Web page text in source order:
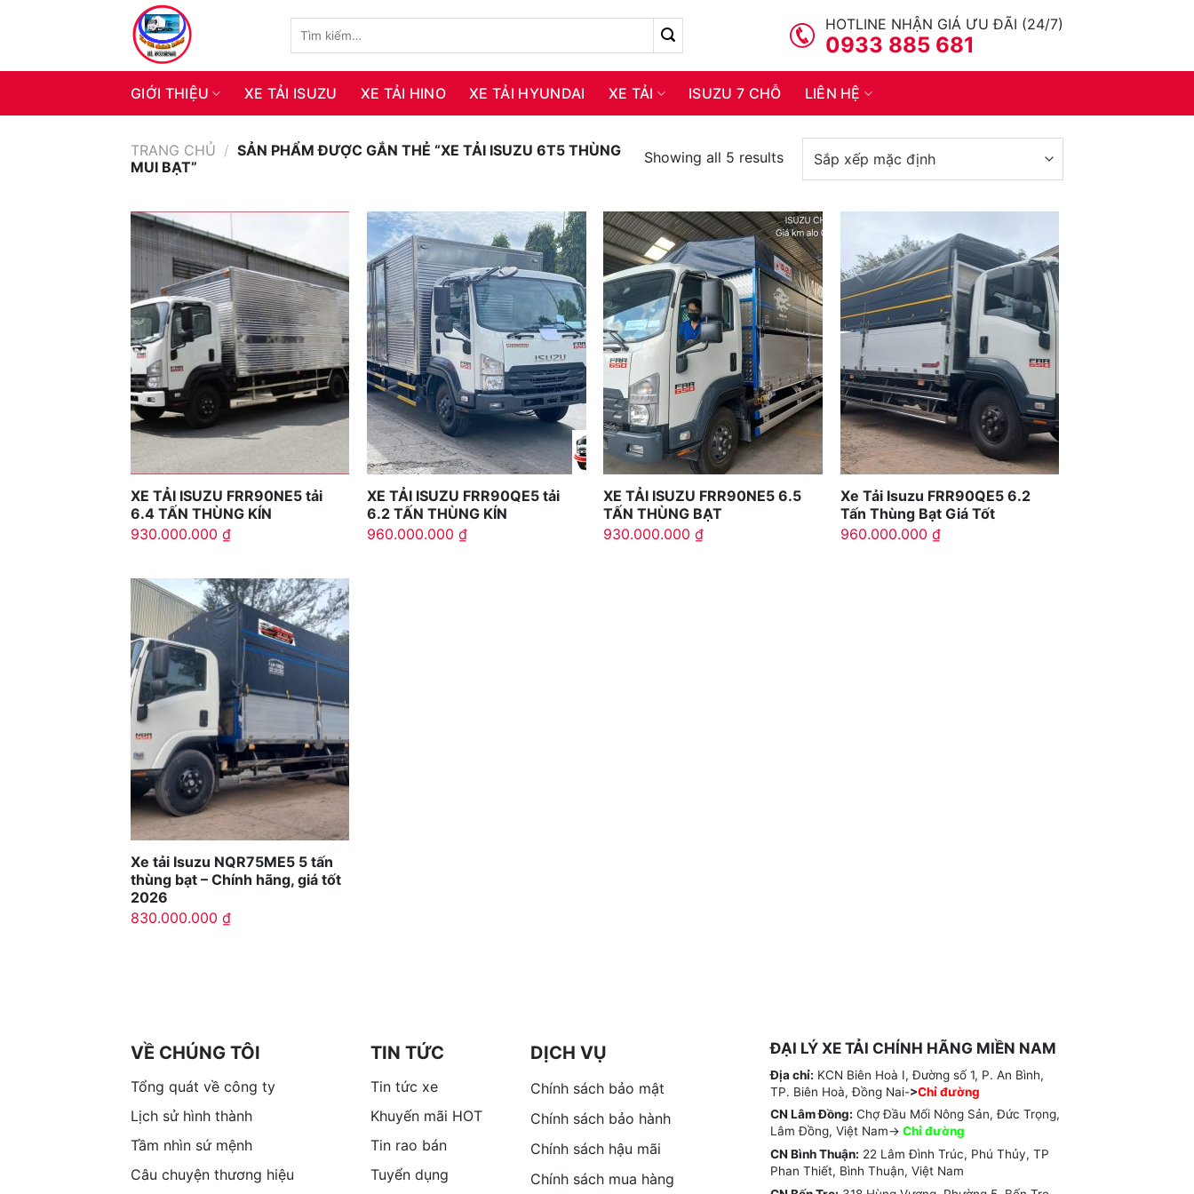
kiếm:
HOTLINE NHẬN GIÁ ƯU ĐÃI (24/7)
0933 885 681
GIỚI THIỆU XE TẢI ISUZU XE TẢI HINO XE TẢI HYUNDAI XE TẢI ISUZU 7 CHỖ LIÊN HỆ
TRANG CHỦ / SẢN PHẨM ĐƯỢC GẮN THẺ “XE TẢI ISUZU 6T5 THÙNG
MUI BẠT”
Showing all 5 results
XE TẢI ISUZU FRR90NE5 tải
6.4 TẤN THÙNG KÍN
930.000.000 ₫
XE TẢI ISUZU FRR90QE5 tải
6.2 TẤN THÙNG KÍN
960.000.000₫
XE TẢI ISUZU FRR90NE5 6.5
TẤN THÙNG BẠT
930.000.000₫
Xe Tải Isuzu FRR90QE5 6.2
Tấn Thùng Bạt Giá Tốt
960.000.000 ₫
Xe tải Isuzu NQR75ME5 5 tấn
thùng bạt – Chính hãng, giá tốt
2026
830.000.000 ₫
VỀ CHÚNG TÔI
Tổng quát về công ty
Lịch sử hình thành
Tầm nhìn sứ mệnh
Câu chuyện thương hiệu
TIN TỨC
Tin tức xe
Khuyến mãi HOT
Tin rao bán
Tuyển dụng
DỊCH VỤ
Chính sách bảo mật
Chính sách bảo hành
Chính sách hậu mãi
Chính sách mua hàng
ĐẠI LÝ XE TẢI CHÍNH HÃNG MIỀN NAM
Địa chỉ: KCN Biên Hoà I, Đường số 1, P. An Bình,
TP. Biên Hoà, Đồng Nai->Chỉ đường
CN Lâm Đồng: Chợ Đầu Mối Nông Sản, Đức Trọng,
Lâm Đồng, Việt Nam-> Chỉđường
CN Bình Thuận: 22 Lâm Đình Trúc, Phú Thủy, TP
Phan Thiết, Bình Thuận, Việt Nam